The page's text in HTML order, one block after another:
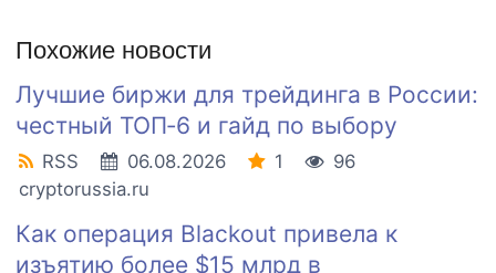
Похожие новости
Лучшие биржи для трейдинга в России:
честный ТОП‑6 и гайд по выбору
RSS 06.08.2026 1
96
cryptorussia.ru
Как операция Blackout привела к
изъятию более $15 млрд в